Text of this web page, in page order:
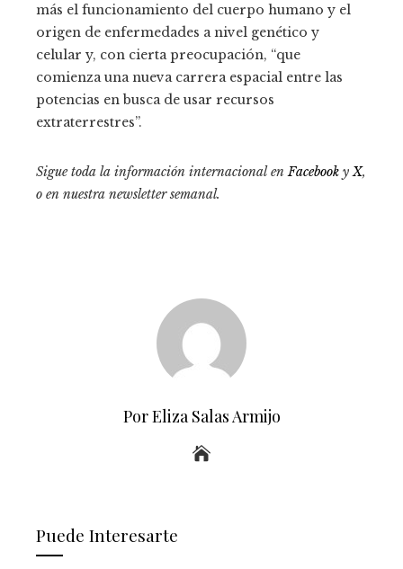
más el funcionamiento del cuerpo humano y el
origen de enfermedades a nivel genético y
celular y, con cierta preocupación, “que
comienza una nueva carrera espacial entre las
potencias en busca de usar recursos
extraterrestres”.
Sigue toda la información internacional enFacebook yX,
o en nuestra newsletter semanal.
Por Eliza Salas Armijo
Puede Interesarte